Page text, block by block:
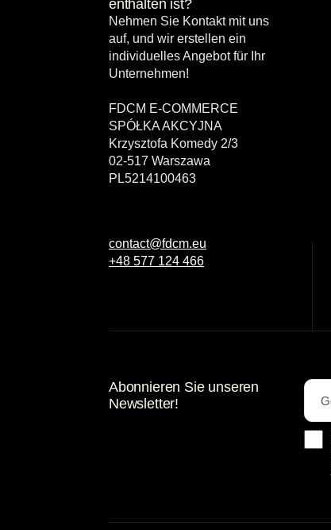
enthalten ist?
Nehmen Sie Kontakt mit uns
auf, und wir erstellen ein
individuelles Angebot für Ihr
Unternehmen!
FDCM E-COMMERCE
SPÓŁKA AKCYJNA
Krzysztofa Komedy 2/3
02-517 Warszawa
PL5214100463
contact@fdcm.eu
+48 577 124 466
Abonnieren Sie unseren
Newsletter!